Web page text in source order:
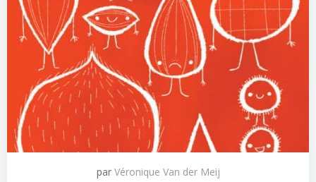
par Véronique Van der Meij